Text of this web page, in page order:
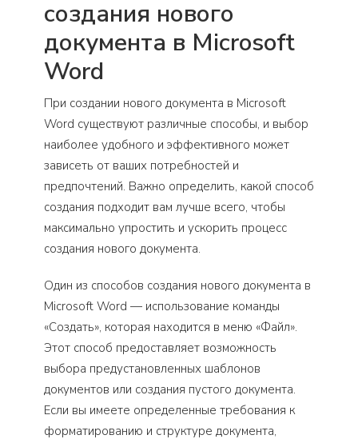
создания нового
документа в Microsoft
Word
При создании нового документа в Microsoft
Word существуют различные способы, и выбор
наиболее удобного и эффективного может
зависеть от ваших потребностей и
предпочтений. Важно определить, какой способ
создания подходит вам лучше всего, чтобы
максимально упростить и ускорить процесс
создания нового документа.
Один из способов создания нового документа в
Microsoft Word — использование команды
«Создать», которая находится в меню «Файл».
Этот способ предоставляет возможность
выбора предустановленных шаблонов
документов или создания пустого документа.
Если вы имеете определенные требования к
форматированию и структуре документа,